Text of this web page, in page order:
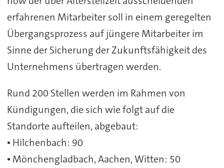
erfahrenen Mitarbeiter soll in einem geregelten
Übergangsprozess auf jüngere Mitarbeiter im
Sinne der Sicherung der Zukunftsfähigkeit des
Unternehmens übertragen werden.
Rund 200 Stellen werden im Rahmen von
Kündigungen, die sich wie folgt auf die
Standorte aufteilen, abgebaut:
• Hilchenbach: 90
• Mönchengladbach, Aachen, Witten: 50